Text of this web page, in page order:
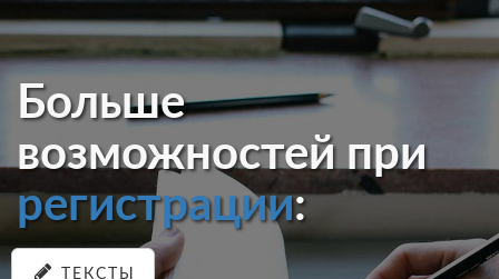
Больше
возможностей при
регистрации:
ТЕКСТЫ